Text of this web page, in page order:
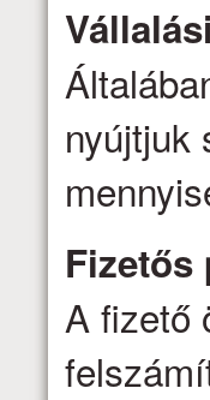
nyújtjuk
Fizetős
A fizető